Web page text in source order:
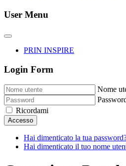
User Menu
PRIN INSPIRE
Login Form
Nome
Ricordami
Accesso
Hai dimenticato la tua
Hai dimenticato il tuo nome